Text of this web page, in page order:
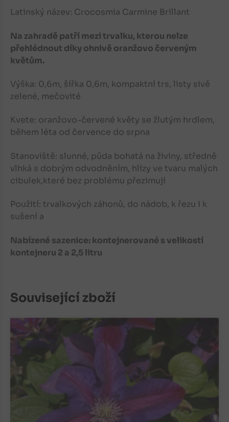
Latinský název: Crocosmia Carmine Brillant
Na zahradě patří mezi trvalku, kterou nelze
přehlédnout díky ohnivě oranžovo červeným
květům.
Výška: 0,6m, šířka 0,6m, kompaktní trs, listy sivě
zelené, mečovité
Kvete: oranžovo-červené květy se žlutým hrdlem,
během léta od července do srpna
Stanoviště: slunné, půda bohatá na živiny, středně
vlhká s dobrým odvodněním, hlízy ve tvaru malých
cibulek,které bez problému přezimují
Použití: trvalkových záhonů, do nádob, k řezu i k
sušení a
Nabízené sazenice: kontejnerované s velikostí
kontejneru 2 a 2,5 litru
Související zboží